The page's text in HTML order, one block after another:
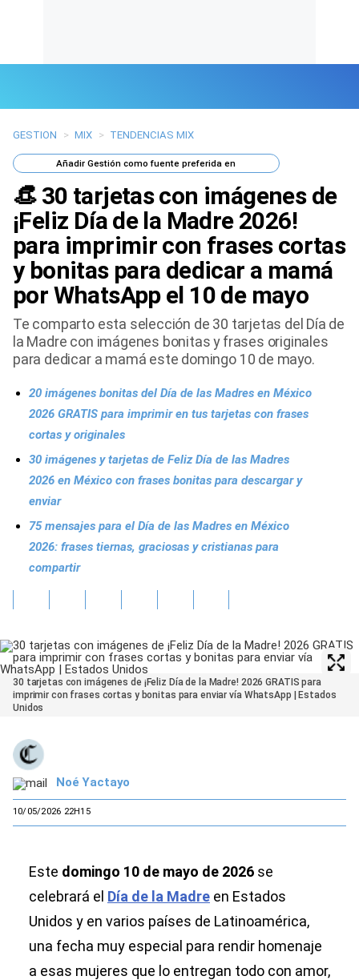
Últimas Noticias
Mi Bolsillo
Respuestas
Gente
Vida Laboral
Tendencias Mix
Sports
GESTION > MIX > TENDENCIAS MIX
AñadirGestión como fuente preferida en
👒 30 tarjetas con imágenes de
¡Feliz Día de la Madre 2026!
para imprimir con frases cortas
y bonitas para dedicar a mamá
por WhatsApp el 10 de mayo
Te comparto esta selección de 30 tarjetas del Día de
la Madre con imágenes bonitas y frases originales
para dedicar a mamá este domingo 10 de mayo.
20 imágenes bonitas del Día de las Madres en México
2026 GRATIS para imprimir en tus tarjetas con frases
cortas y originales
30 imágenes y tarjetas de Feliz Día de las Madres
2026 en México con frases bonitas para descargar y
enviar
75 mensajes para el Día de las Madres en México
2026: frases tiernas, graciosas y cristianas para
compartir
30 tarjetas con imágenes de ¡Feliz Día de la Madre! 2026 GRATIS para
imprimir con frases cortas y bonitas para enviar vía WhatsApp | Estados
Unidos
Noé Yactayo
10/05/2026 22H15
Este domingo 10 de mayo de 2026 se
celebrará el Día de la Madre en Estados
Unidos y en varios países de Latinoamérica,
una fecha muy especial para rendir homenaje
a esas mujeres que lo entregan todo con amor,